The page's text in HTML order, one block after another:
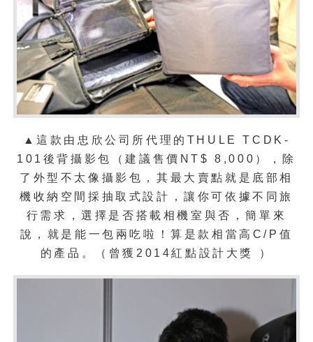
▲這款由忠欣公司所代理的THULE TCDK-
101後背攝影包（建議售價NT$ 8,000），除
了外型不太像攝影包，其最大賣點就是底部相
機收納空間採抽取式設計，讓你可依據不同旅
行需求，選擇是否搭載相機室與否，簡單來
說，就是能一包兩吃啦！算是款相當高C/P值
的產品。（曾獲2014紅點設計大獎 ）